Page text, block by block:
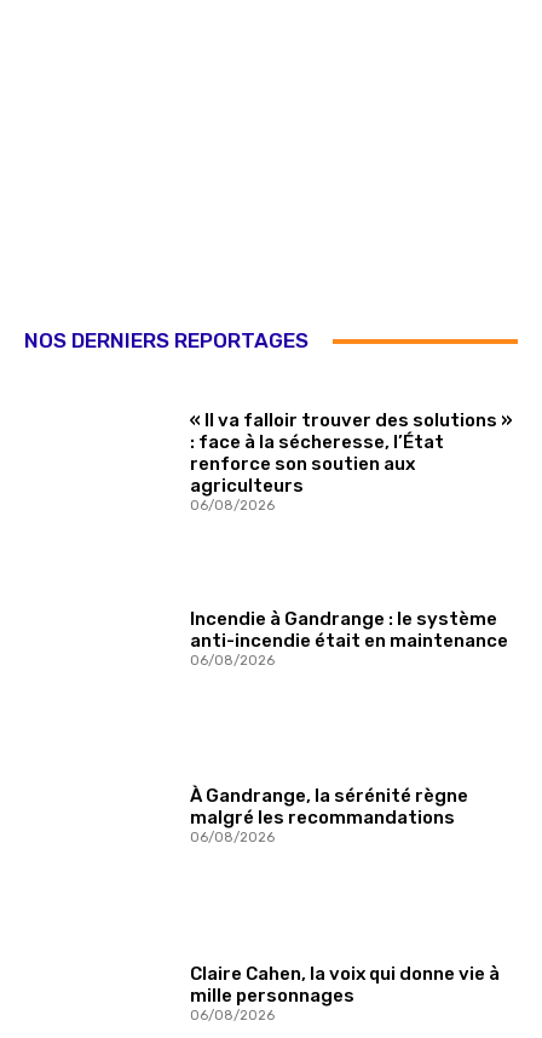
NOS DERNIERS REPORTAGES
« Il va falloir trouver des solutions »
: face à la sécheresse, l’État
renforce son soutien aux
agriculteurs
06/08/2026
Incendie à Gandrange : le système
anti-incendie était en maintenance
06/08/2026
À Gandrange, la sérénité règne
malgré les recommandations
06/08/2026
Claire Cahen, la voix qui donne vie à
mille personnages
06/08/2026